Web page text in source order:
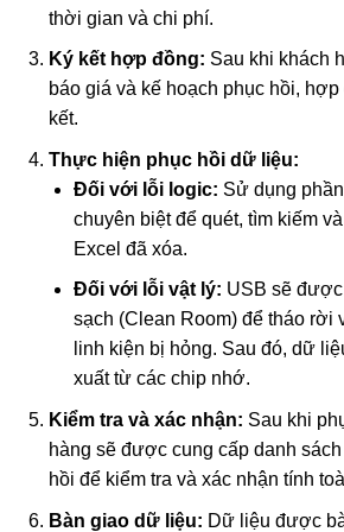
thời gian và chi phí.
Ký kết hợp đồng: Sau khi khách
báo giá và kế hoạch phục hồi,
kết.
Thực hiện phục hồi dữ liệu:
Đối với lỗi logic: Sử dụng
chuyên biệt để quét, tìm kiếm
Excel đã xóa.
Đối với lỗi vật lý: USB sẽ
sạch (Clean Room) để tháo rời
linh kiện bị hỏng. Sau đó, dữ
xuất từ các chip nhớ.
Kiểm tra và xác nhận: Sau khi
hàng sẽ được cung cấp danh
hồi để kiểm tra và xác nhận tính
Bàn giao dữ liệu: Dữ liệu được